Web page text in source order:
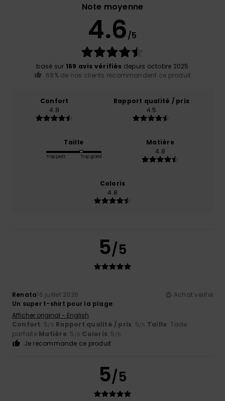
Note moyenne
4.6/5
basé sur 169 avis vérifiés depuis octobre 2025
69% de nos clients recommandent ce produit
Confort
4.8
Rapport qualité / prix
4.5
Taille
Trop petit Trop grand
Matière
4.8
Coloris
4.8
5/5
Renata16 juillet 2026
Achat vérifié
Un super t-shirt pour la plage
Afficher original - English
Confort: 5/5 Rapport qualité / prix: 5/5 Taille: Taille
parfaite Matière: 5 /5 Coloris: 5 /5
Je recommande ce produit
5/5